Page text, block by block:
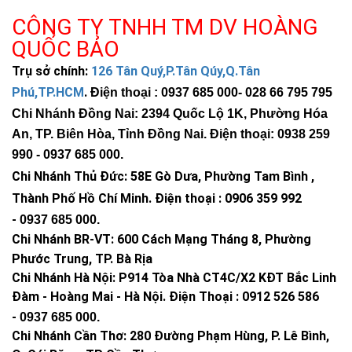
tắt vào ban đêm và ban ngày.
Điều này giúp bạn không cần phải điều khiển bằng tay mà đèn
sẽ tự động hoạt động theo chu kỳ tự nhiên của ánh sáng mặt
trời. Vào ban đêm, khi cảm biến không nhận được ánh sáng,
đèn sẽ tự động bật lên để chiếu sáng. Ngược lại, vào ban ngày
khi có ánh sáng mặt trời, đèn sẽ tự động tắt để tiết kiệm năng
lượng.
Điều này không chỉ giúp bạn tiết kiệm thời gian và công sức
trong việc điều khiển đèn mà còn giúp tăng tính tiện ích và
hiệu quả sử dụng của sản phẩm.
Chất liệu hợp kim nhôm cao cấp chống ăn mòn
Với việc sử dụng chất liệu hợp kim nhôm cao cấp, đèn năng
lượng mặt trời DCTIMES không chỉ có vẻ ngoại hình sang trọng
mà còn đảm bảo độ bền và độ ổn định cho sản phẩm. Hợp
kim nhôm được biết đến với khả năng chống ăn mòn và oxi
hóa tốt, giúp cho đèn có thể chịu được các điều kiện môi
CÔNG TY TNHH TM DV HOÀNG
QUỐC BẢO
Trụ sở chính: 126 Tân Quý,P.Tân Qúy,Q.Tân
Phú,TP.HCM. Điện thoại : 0937 685 000- 028 66 795 795
Chi Nhánh Đồng Nai: 2394 Quốc Lộ 1K, Phường Hóa
An, TP. Biên Hòa, Tỉnh Đồng Nai. Điện thoại: 0938 259
990 - 0937 685 000.
Chi Nhánh Thủ Đức: 58E Gò Dưa, Phường Tam Bình ,
Thành Phố Hồ Chí Minh. Điện thoại : 0906 359 992
- 0937 685 000.
Chi Nhánh BR-VT: 600 Cách Mạng Tháng 8, Phường
Phước Trung, TP. Bà Rịa
Chi Nhánh Hà Nội: P914 Tòa Nhà CT4C/X2 KĐT Bắc Linh
Đàm - Hoàng Mai - Hà Nội. Điện Thoại : 0912 526 586
- 0937 685 000.
Chi Nhánh Cần Thơ: 280 Đường Phạm Hùng, P. Lê Bình,